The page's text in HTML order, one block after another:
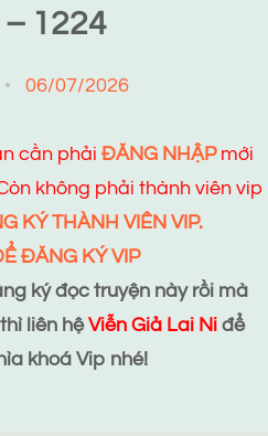
– 1224
06/07/2026
cần phải ĐĂNG NHẬPmới
không phải thành viên vip
KÝ THÀNH VIÊN VIP.
ĐĂNG KÝ VIP
ký đọc truyện này rồi mà
liên hệViễn Giả Lai Ni để
khoá Vip nhé!